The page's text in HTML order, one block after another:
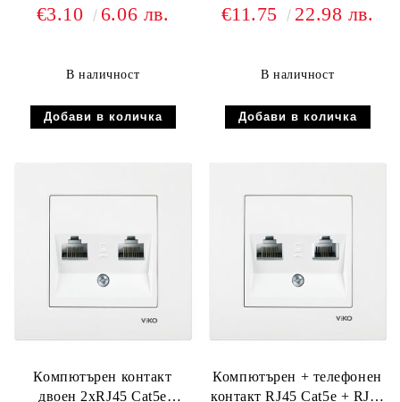
€3.10 6.06 лв.
В наличност
€11.75 22.98 лв.
В наличност
Компютърен контакт
двоен 2хRJ45 Cat5e
Компютърен + телефонен
контакт RJ45 Cat5e + RJ11